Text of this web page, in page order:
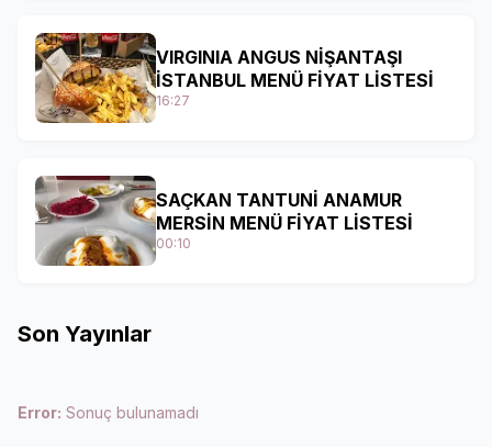
VIRGINIA ANGUS NİŞANTAŞI
İSTANBUL MENÜ FİYAT LİSTESİ
16:27
SAÇKAN TANTUNİ ANAMUR
MERSİN MENÜ FİYAT LİSTESİ
00:10
Son Yayınlar
Error: Sonuç bulunamadı